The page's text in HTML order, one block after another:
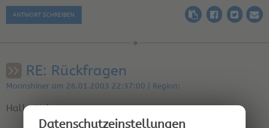
Datenschutz­einstellungen
ANTWORT SCHREIBEN
RE: Rückfragen
Moonshiner am 26.01.2003 22:37:00 | Region:
Hallo Voice,